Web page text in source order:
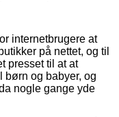
internetbrugere at
på nettet, og til
presset til at at
børn og babyer, og
nogle gange yde